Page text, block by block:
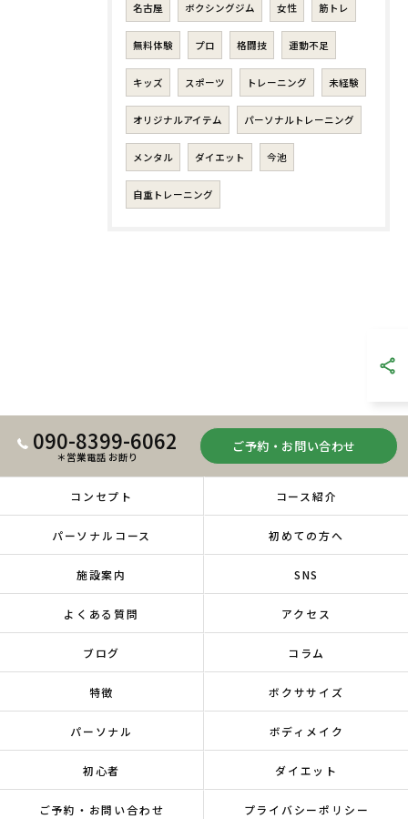
名古屋 ボクシングジム 女性 筋トレ
無料体験 プロ 格闘技 運動不足
キッズ スポーツ トレーニング 未経験
オリジナルアイテム パーソナルトレーニング
メンタル ダイエット 今池
自重トレーニング
090-8399-6062
＊営業電話 お断り
ご予約・お問い合わせ
コンセプト コース紹介
パーソナルコース 初めての方へ
施設案内 SNS
よくある質問 アクセス
ブログ コラム
特徴 ボクササイズ
パーソナル ボディメイク
初心者 ダイエット
ご予約・お問い合わせ プライバシーポリシー